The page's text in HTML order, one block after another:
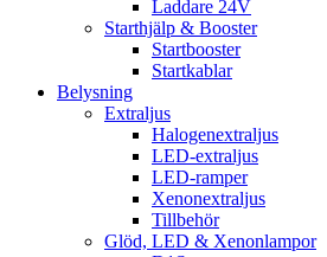
Laddare 24V
Starthjälp & Booster
Startbooster
Startkablar
Belysning
Extraljus
Halogenextraljus
LED-extraljus
LED-ramper
Xenonextraljus
Tillbehör
Glöd, LED & Xenonlampor